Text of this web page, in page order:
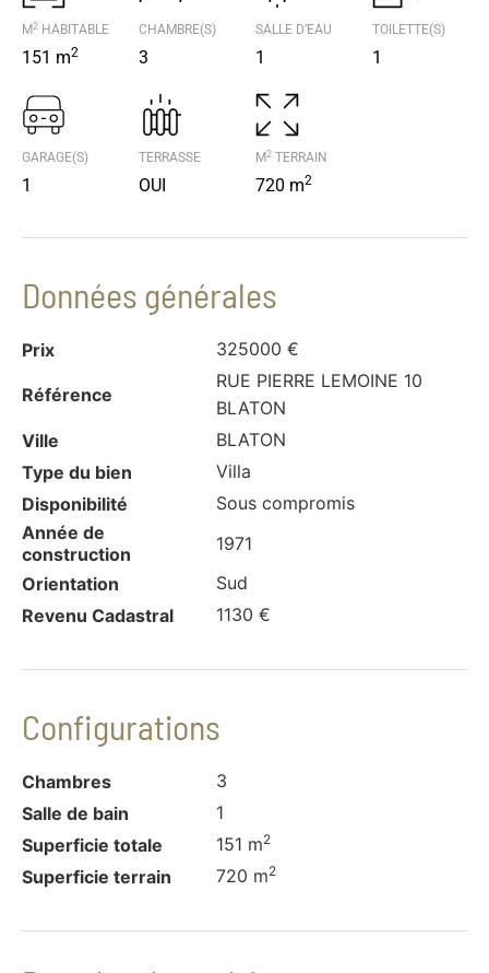
M2 HABITABLE
151 m2
CHAMBRE(S)
3
SALLE D’EAU
1
TOILETTE(S)
1
GARAGE(S)
1
TERRASSE
OUI
M2 TERRAIN
720 m2
Données générales
Prix 325000 €
Référence
RUE PIERRE LEMOINE 10
BLATON
Ville
BLATON
Type du bien
Villa
Disponibilité
Sous compromis
Année de
construction
1971
Orientation
Sud
Revenu Cadastral
1130 €
Configurations
Chambres
3
Salle de bain
1
Superficie totale
151 m2
Superficie terrain 720 m2